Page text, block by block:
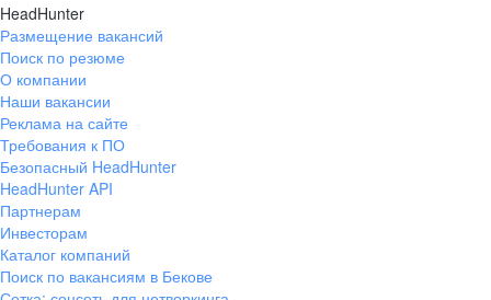
HeadHunter
Размещение вакансий
Поиск по резюме
О компании
Наши вакансии
Реклама на сайте
Требования к ПО
Безопасный HeadHunter
HeadHunter API
Партнерам
Инвесторам
Каталог компаний
Поиск по вакансиям в Бекове